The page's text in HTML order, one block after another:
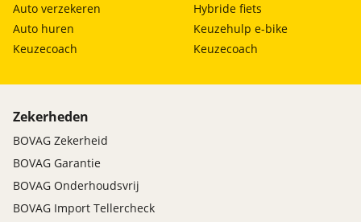
Auto verzekeren
Auto huren
Keuzecoach
Hybride fiets
Keuzehulp e-bike
Keuzecoach
Zekerheden
BOVAG Zekerheid
BOVAG Garantie
BOVAG Onderhoudsvrij
BOVAG Import Tellercheck